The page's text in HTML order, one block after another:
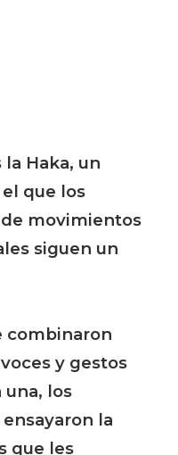
Haka, un
que los
movimientos
siguen un
combinaron
y gestos
una, los
la
que les